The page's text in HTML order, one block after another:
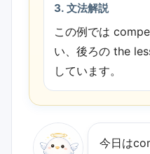
3. 文法解説
この例では
い、後ろの the
しています。
今日は﻿